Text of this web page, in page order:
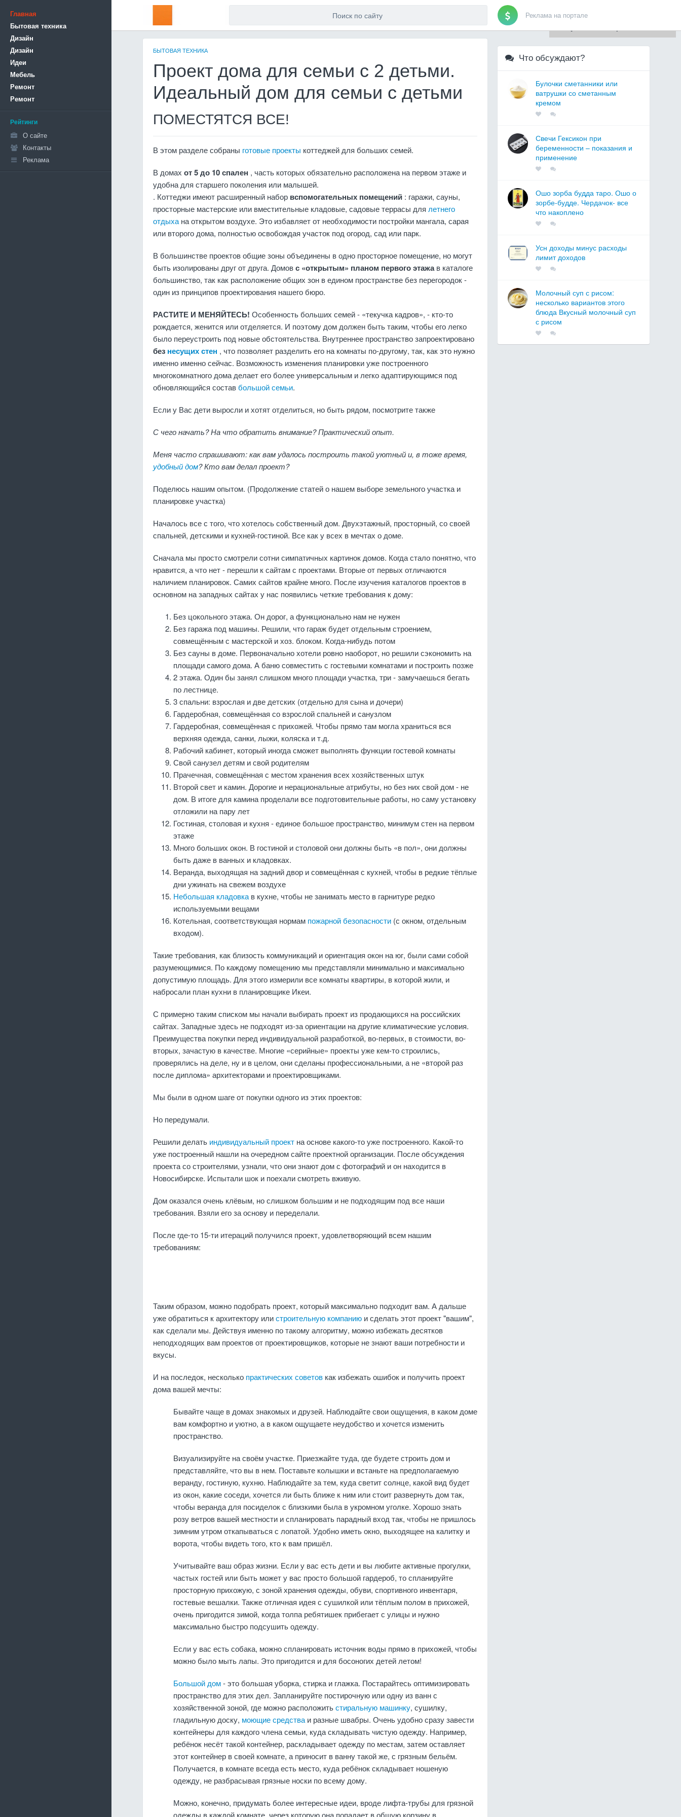
Главная
Бытовая техника
Дизайн
Дизайн
Идеи
Мебель
Ремонт
Ремонт
Рейтинги
О сайте
Контакты
Реклама
Реклама на портале
БЫТОВАЯ ТЕХНИКА
Проект дома для семьи с 2 детьми.
Идеальный дом для семьи с детьми
ПОМЕСТЯТСЯ ВСЕ!
В этом разделе собраны готовые проекты коттеджей для больших семей.
В домах от 5 до 10 спален , часть которых обязательно расположена на первом этаже и
удобна для старшего поколения или малышей.
. Коттеджи имеют расширенный набор вспомогательных помещений : гаражи, сауны,
просторные мастерские или вместительные кладовые, садовые террасы для летнего
отдыха на открытом воздухе. Это избавляет от необходимости постройки мангала, сарая
или второго дома, полностью освобождая участок под огород, сад или парк.
В большинстве проектов общие зоны объединены в одно просторное помещение, но могут
быть изолированы друг от друга. Домовс «открытым» планом первого этажав каталоге
большинство, так как расположение общих зон в едином пространстве без перегородок -
один из принципов проектирования нашего бюро.
РАСТИТЕ И МЕНЯЙТЕСЬ! Особенность больших семей - «текучка кадров», - кто-то
рождается, женится или отделяется. И поэтому дом должен быть таким, чтобы его легко
было переустроить под новые обстоятельства. Внутреннее пространство запроектировано
без несущих стен , что позволяет разделить его на комнаты по-другому, так, как это нужно
именно именно сейчас. Возможность изменения планировки уже построенного
многокомнатного дома делает его более универсальным и легко адаптирующимся под
обновляющийся составбольшой семьи.
Если у Вас дети выросли и хотят отделиться, но быть рядом, посмотрите также
С чего начать? На что обратить внимание? Практический опыт.
Меня часто спрашивают: как вам удалось построить такой уютный и, в тоже время,
удобный дом? Кто вам делал проект?
Поделюсь нашим опытом. (Продолжение статей о нашем выборе земельного участка и
планировке участка)
Началось все с того, что хотелось собственный дом. Двухэтажный, просторный, со своей
спальней, детскими и кухней-гостиной. Все как у всех в мечтах о доме.
Сначала мы просто смотрели сотни симпатичных картинок домов. Когда стало понятно, что
нравится, а что нет - перешли к сайтам с проектами. Вторые от первых отличаются
наличием планировок. Самих сайтов крайне много. После изучения каталогов проектов в
основном на западных сайтах у нас появились четкие требования к дому:
Без цокольного этажа. Он дорог, а функционально нам не нужен
Без гаража под машины. Решили, что гараж будет отдельным строением,
совмещённым с мастерской и хоз. блоком. Когда-нибудь потом
Без сауны в доме. Первоначально хотели ровно наоборот, но решили сэкономить на
площади самого дома. А баню совместить с гостевыми комнатами и построить позже
2 этажа. Один бы занял слишком много площади участка, три - замучаешься бегать
по лестнице.
3 спальни: взрослая и две детских (отдельно для сына и дочери)
Гардеробная, совмещённая со взрослой спальней и санузлом
Гардеробная, совмещённая с прихожей. Чтобы прямо там могла храниться вся
верхняя одежда, санки, лыжи, коляска и т.д.
Рабочий кабинет, который иногда сможет выполнять функции гостевой комнаты
Свой санузел детям и свой родителям
Прачечная, совмещённая с местом хранения всех хозяйственных штук
Второй свет и камин. Дорогие и нерациональные атрибуты, но без них свой дом - не
дом. В итоге для камина проделали все подготовительные работы, но саму установку
отложили на пару лет
Гостиная, столовая и кухня - единое большое пространство, минимум стен на первом
этаже
Много больших окон. В гостиной и столовой они должны быть «в пол», они должны
быть даже в ванных и кладовках.
Веранда, выходящая на задний двор и совмещённая с кухней, чтобы в редкие тёплые
дни ужинать на свежем воздухе
Небольшая кладовка в кухне, чтобы не занимать место в гарнитуре редко
используемыми вещами
Котельная, соответствующая нормам пожарной безопасности (с окном, отдельным
входом).
Такие требования, как близость коммуникаций и ориентация окон на юг, были сами собой
разумеющимися. По каждому помещению мы представляли минимально и максимально
допустимую площадь. Для этого измерили все комнаты квартиры, в которой жили, и
набросали план кухни в планировщике Икеи.
С примерно таким списком мы начали выбирать проект из продающихся на российских
сайтах. Западные здесь не подходят из-за ориентации на другие климатические условия.
Преимущества покупки перед индивидуальной разработкой, во-первых, в стоимости, во-
вторых, зачастую в качестве. Многие «серийные» проекты уже кем-то строились,
проверялись на деле, ну и в целом, они сделаны профессиональными, а не «второй раз
после диплома» архитекторами и проектировщиками.
Мы были в одном шаге от покупки одного из этих проектов:
Но передумали.
Решили делать индивидуальный проект на основе какого-то уже построенного. Какой-то
уже построенный нашли на очередном сайте проектной организации. После обсуждения
проекта со строителями, узнали, что они знают дом с фотографий и он находится в
Новосибирске. Испытали шок и поехали смотреть вживую.
Дом оказался очень клёвым, но слишком большим и не подходящим под все наши
требования. Взяли его за основу и переделали.
После где-то 15-ти итераций получился проект, удовлетворяющий всем нашим
требованиям:
Таким образом, можно подобрать проект, который максимально подходит вам. А дальше
уже обратиться к архитектору илистроительную компанию и сделать этот проект "вашим",
как сделали мы. Действуя именно по такому алгоритму, можно избежать десятков
неподходящих вам проектов от проектировщиков, которые не знают ваши потребности и
вкусы.
И на последок, несколько практических советов как избежать ошибок и получить проект
дома вашей мечты:
Бывайте чаще в домах знакомых и друзей. Наблюдайте свои ощущения, в каком доме
вам комфортно и уютно, а в каком ощущаете неудобство и хочется изменить
пространство.
Визуализируйте на своём участке. Приезжайте туда, где будете строить дом и
представляйте, что вы в нем. Поставьте колышки и встаньте на предполагаемую
веранду, гостиную, кухню. Наблюдайте за тем, куда светит солнце, какой вид будет
из окон, какие соседи, хочется ли быть ближе к ним или стоит развернуть дом так,
чтобы веранда для посиделок с близкими была в укромном уголке. Хорошо знать
розу ветров вашей местности и спланировать парадный вход так, чтобы не пришлось
зимним утром откапываться с лопатой. Удобно иметь окно, выходящее на калитку и
ворота, чтобы видеть того, кто к вам пришёл.
Учитывайте ваш образ жизни. Если у вас есть дети и вы любите активные прогулки,
частых гостей или быть может у вас просто большой гардероб, то спланируйте
просторную прихожую, с зоной хранения одежды, обуви, спортивного инвентаря,
гостевые вешалки. Также отличная идея с сушилкой или тёплым полом в прихожей,
очень пригодится зимой, когда толпа ребятишек прибегает с улицы и нужно
максимально быстро подсушить одежду.
Если у вас есть собака, можно спланировать источник воды прямо в прихожей, чтобы
можно было мыть лапы. Это пригодится и для босоногих детей летом!
Большой дом- это большая уборка, стирка и глажка. Постарайтесь оптимизировать
пространство для этих дел. Запланируйте постирочную или одну из ванн с
хозяйственной зоной, где можно расположитьстиральную машинку, сушилку,
гладильную доску, моющие средства и разные швабры. Очень удобно сразу завести
контейнеры для каждого члена семьи, куда складывать чистую одежду. Например,
ребёнок несёт такой контейнер, раскладывает одежду по местам, затем оставляет
этот контейнер в своей комнате, а приносит в ванну такой же, с грязным бельём.
Получается, в комнате всегда есть место, куда ребёнок складывает ношеную
одежду, не разбрасывая грязные носки по всему дому.
Можно, конечно, придумать более интересные идеи, вроде лифта-трубы для грязной
одежды в каждой комнате, через которую она попадает в общую корзину в
Что обсуждают?
Булочки сметанники или
ватрушки со сметанным
кремом
Свечи Гексикон при
беременности – показания и
применение
Ошо зорба будда таро. Ошо о
зорбе-будде. Чердачок- все
что накоплено
Усн доходы минус расходы
лимит доходов
Молочный суп с рисом:
несколько вариантов этого
блюда Вкусный молочный суп
с рисом
Для любых предложений по